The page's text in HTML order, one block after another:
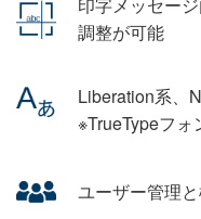
調整が可能
Liberation系、
※TrueTypeフォ
ユーザー管理